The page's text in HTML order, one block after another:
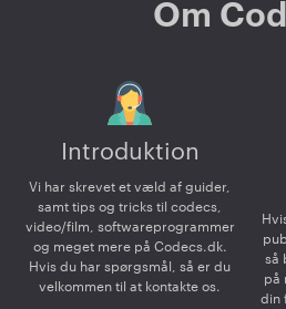
Om
Introduktion
Vi har skrevet et væld af guider,
samt tips og tricks til codecs,
video/film, softwareprogrammer
og meget mere på Codecs.dk.
Hvis du har spørgsmål, så er du
velkommen til at kontakte os.
så
på
din